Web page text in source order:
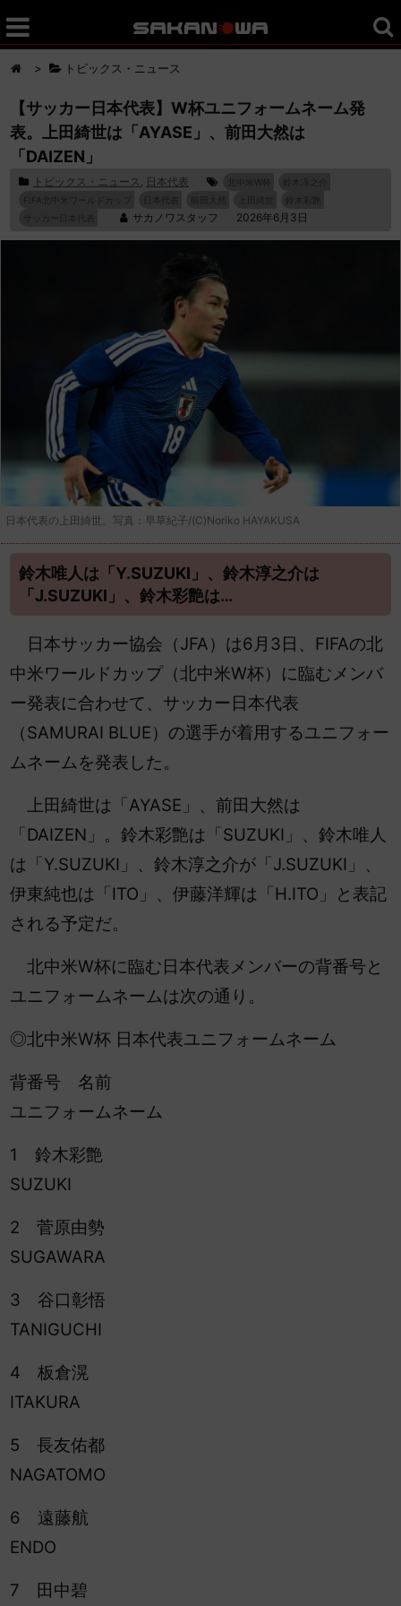
> トピックス・ニュース
【サッカー日本代表】W杯ユニフォームネーム発
表。上田綺世は「AYASE」、前田大然は
「DAIZEN」
トピックス・ニュース , 日本代表 北中米W杯
FIFA北中米ワールドカップ
サカノワスタッフ 2026年6月3日
日本代表の上田綺世。写真：早草紀子/(C)Noriko HAYAKUSA
鈴木唯人は「Y.SUZUKI」、鈴木淳之介は
「J.SUZUKI」、鈴木彩艶は…
日本サッカー協会（JFA）は6月3日、FIFAの北
中米ワールドカップ（北中米W杯）に臨むメンバ
ー発表に合わせて、サッカー日本代表
（SAMURAI BLUE）の選手が着用するユニフォー
ムネームを発表した。
上田綺世は「AYASE」、前田大然は
「DAIZEN」。鈴木彩艶は「SUZUKI」、鈴木唯人
は「Y.SUZUKI」、鈴木淳之介が「J.SUZUKI」、
伊東純也は「ITO」、伊藤洋輝は「H.ITO」と表記
される予定だ。
北中米W杯に臨む日本代表メンバーの背番号と
ユニフォームネームは次の通り。
◎北中米W杯 日本代表ユニフォームネーム
背番号 名前
ユニフォームネーム
1 鈴木彩艶
SUZUKI
2 菅原由勢
SUGAWARA
3 谷口彰悟
TANIGUCHI
4 板倉滉
ITAKURA
5 長友佑都
NAGATOMO
6 遠藤航
ENDO
7 田中碧